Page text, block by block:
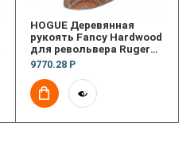
HOGUE Деревянная
рукоять Fancy Hardwood
для револьвера Ruger
Redhawk Lamo CamoTop
FG (текстура)
9770.28 Р